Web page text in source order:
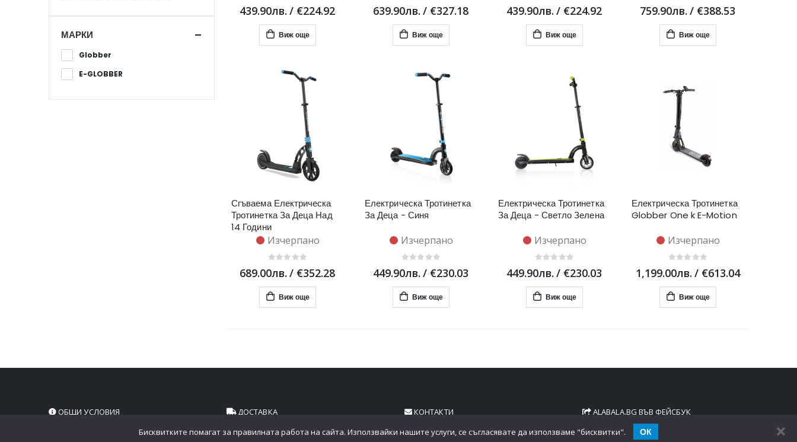
439.90лв. / €224.92
Виж още
639.90лв. / €327.18
Виж още
439.90лв. / €224.92
Виж още
759.90лв. / €388.53
Виж още
Сгъваема Електрическа
Тротинетка За Деца Над
14 Години
Изчерпано
689.00лв. / €352.28
Виж още
Електрическа Тротинетка
За Деца - Синя
Изчерпано
449.90лв. / €230.03
Виж още
Електрическа Тротинетка
За Деца - Светло Зелена
Изчерпано
449.90лв. / €230.03
Виж още
Електрическа Тротинетка
Globber One k E-Motion
Изчерпано
1,199.00лв. / €613.04
Виж още
МАРКИ
Globber
E-GLOBBER
ОБЩИ УСЛОВИЯ ДОСТАВКА КОНТАКТИ
ALABALA.BG ВЪВ ФЕЙСБУК
Бисквитките помагат за правилната работа на сайта. Използвайки нашите услуги, се съгласявате да използваме "бисквитки".
ОК